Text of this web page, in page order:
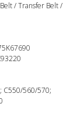
/ Transfer Belt /
C550/560/570;